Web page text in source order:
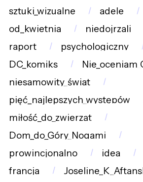
sztuki_wizualne
adele
od_kwietnia
niedojrzali
raport
psychologiczny
DC_komiks
niesamowity_świat
pięć_najlepszych_występów
miłość_do_zwierząt
Dom_do_Góry_Nogami
prowincjonalno
idea
francja